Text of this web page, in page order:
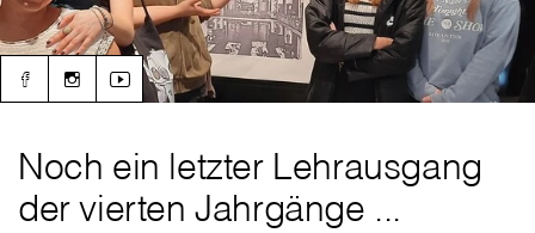
Noch ein letzter Lehrausgang
der vierten Jahrgänge ...